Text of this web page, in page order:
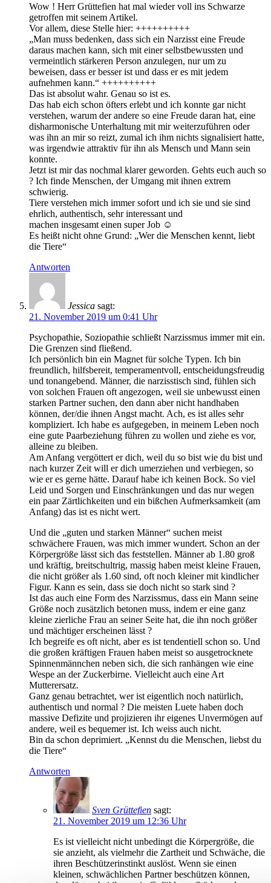
Wow ! Herr Grüttefien hat mal wieder voll ins Schwarze
getroffen mit seinem Artikel.
Vor allem, diese Stelle hier: ++++++++++
„Man muss bedenken, dass sich ein Narzisst eine Freude
daraus machen kann, sich mit einer selbstbewussten und
vermeintlich stärkeren Person anzulegen, nur um zu
beweisen, dass er besser ist und dass er es mit jedem
aufnehmen kann.“ ++++++++++
Das ist absolut wahr. Genau so ist es.
Das hab eich schon öfters erlebt und ich konnte gar nicht
verstehen, warum der andere so eine Freude daran hat, eine
disharmonische Unterhaltung mit mir weiterzuführen oder
was ihn an mir so reizt, zumal ich ihm nichts signalisiert hatte,
was irgendwie attraktiv für ihn als Mensch und Mann sein
konnte.
Jetzt ist mir das nochmal klarer geworden. Gehts euch auch so
? Ich finde Menschen, der Umgang mit ihnen extrem
schwierig.
Tiere verstehen mich immer sofort und ich sie und sie sind
ehrlich, authentisch, sehr interessant und
machen insgesamt einen super Job ☺
Es heißt nicht ohne Grund: „Wer die Menschen kennt, liebt
die Tiere“
Antworten
Jessica sagt:
21. November 2019 um 0:41 Uhr
Psychopathie, Soziopathie schließt Narzissmus immer mit ein.
Die Grenzen sind fließend.
Ich persönlich bin ein Magnet für solche Typen. Ich bin
freundlich, hilfsbereit, temperamentvoll, entscheidungsfreudig
und tonangebend. Männer, die narzisstisch sind, fühlen sich
von solchen Frauen oft angezogen, weil sie unbewusst einen
starken Partner suchen, den dann aber nicht handhaben
können, der/die ihnen Angst macht. Ach, es ist alles sehr
kompliziert. Ich habe es aufgegeben, in meinem Leben noch
eine gute Paarbeziehung führen zu wollen und ziehe es vor,
alleine zu bleiben.
Am Anfang vergöttert er dich, weil du so bist wie du bist und
nach kurzer Zeit will er dich umerziehen und verbiegen, so
wie er es gerne hätte. Darauf habe ich keinen Bock. So viel
Leid und Sorgen und Einschränkungen und das nur wegen
ein paar Zärtlichkeiten und ein bißchen Aufmerksamkeit (am
Anfang) das ist es nicht wert.
Und die „guten und starken Männer“ suchen meist
schwächere Frauen, was mich immer wundert. Schon an der
Körpergröße lässt sich das feststellen. Männer ab 1.80 groß
und kräftig, breitschultrig, massig haben meist kleine Frauen,
die nicht größer als 1.60 sind, oft noch kleiner mit kindlicher
Figur. Kann es sein, dass sie doch nicht so stark sind ?
Ist das auch eine Form des Narzissmus, dass ein Mann seine
Größe noch zusätzlich betonen muss, indem er eine ganz
kleine zierliche Frau an seiner Seite hat, die ihn noch größer
und mächtiger erscheinen lässt ?
Ich begreife es oft nicht, aber es ist tendentiell schon so. Und
die großen kräftigen Frauen haben meist so ausgetrocknete
Spinnenmännchen neben sich, die sich ranhängen wie eine
Wespe an der Zuckerbirne. Vielleicht auch eine Art
Mutterersatz.
Ganz genau betrachtet, wer ist eigentlich noch natürlich,
authentisch und normal ? Die meisten Luete haben doch
massive Defizite und projizieren ihr eigenes Unvermögen auf
andere, weil es bequemer ist. Ich weiss auch nicht.
Bin da schon deprimiert. „Kennst du die Menschen, liebst du
die Tiere“
Antworten
Sven Grüttefien sagt:
21. November 2019 um 12:36 Uhr
Es ist vielleicht nicht unbedingt die Körpergröße, die
sie anzieht, als vielmehr die Zartheit und Schwäche, die
ihren Beschützerinstinkt auslöst. Wenn sie einen
kleinen, schwächlichen Partner beschützen können,